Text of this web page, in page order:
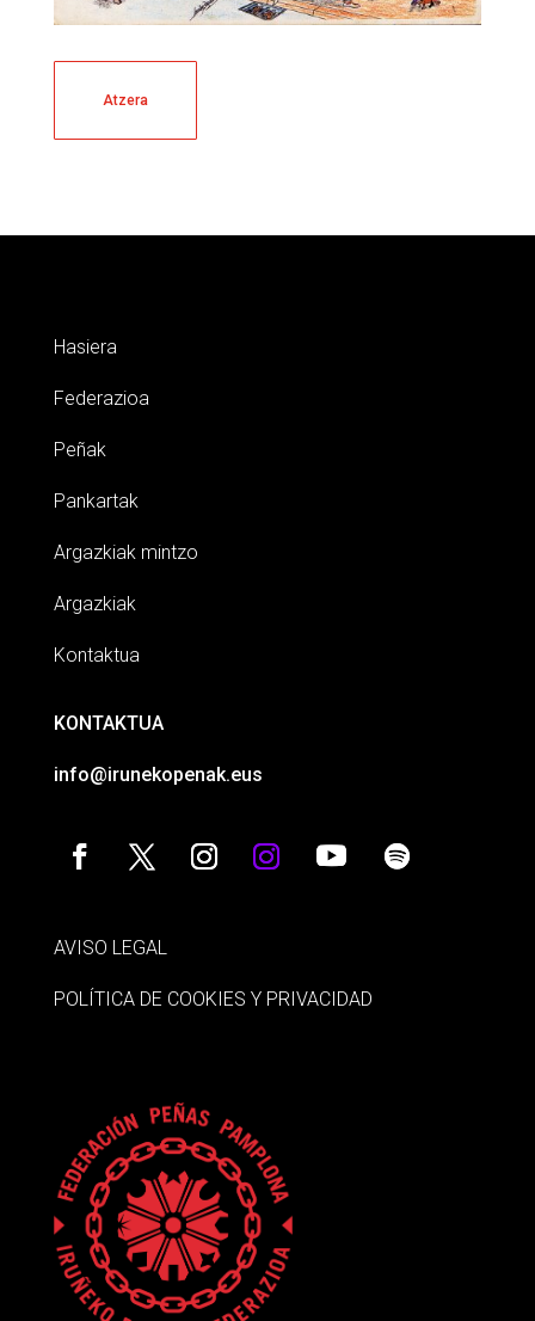
Atzera
Hasiera
Federazioa
Peñak
Pankartak
Argazkiak mintzo
Argazkiak
Kontaktua
KONTAKTUA
info@irunekopenak.eus
AVISO LEGAL
POLÍTICA DE COOKIES Y PRIVACIDAD